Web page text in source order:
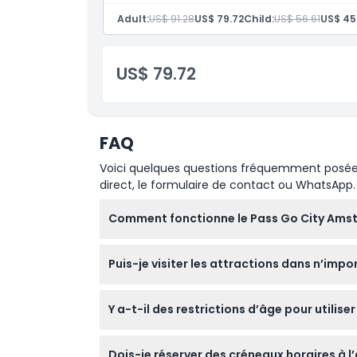
Politique d'annulation
Pass valable 60 jours après la première
Adult:US$ 91.28US$ 79.72Child:US$ 56.61US$
US$ 79.72
FAQ
Voici quelques questions fréquemment
direct, le formulaire de contact ou WhatsApp.
Comment fonctionne le Pass Go City
vos sites sélectionnés à tout moment
Puis-je visiter les attractions dans
Y a-t-il des restrictions d’âge pour utiliser